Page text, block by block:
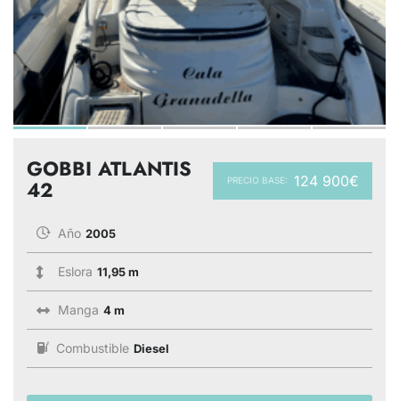
PRECIO BASE: 124 900€
GOBBI ATLANTIS
42
Año 2005
Eslora 11,95 m
Manga 4 m
Combustible Diesel